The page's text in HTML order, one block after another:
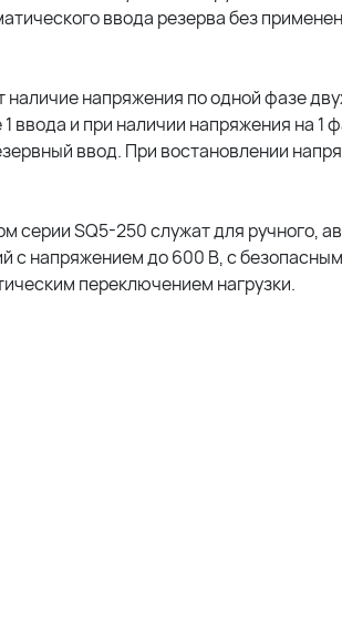
ввода резерва без
напряжения по одной фазе
ввода и при наличии напряжения на 1
ввод. При востановлении
SQ5-250 служат для ручного,
с напряжением до 600 В, с
переключением нагрузки.